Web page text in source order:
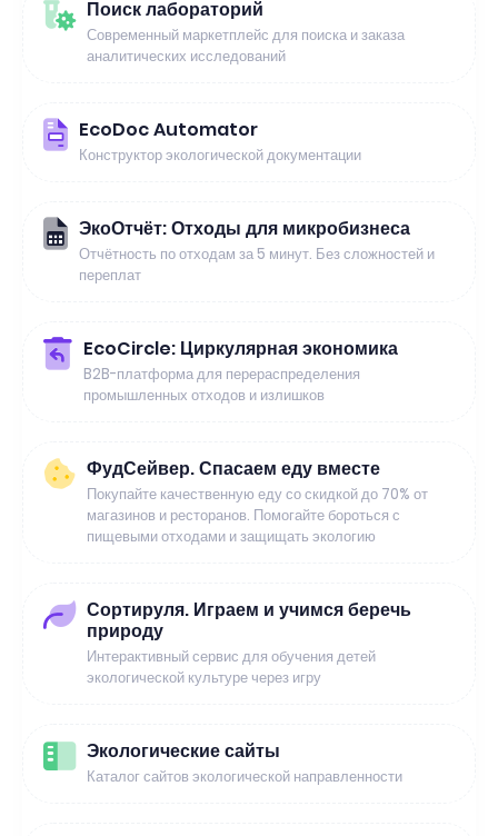
Поиск лабораторий
Современный маркетплейс для поиска и заказа
аналитических исследований
EcoDoc Automator
Конструктор экологической документации
ЭкоОтчёт: Отходы для микробизнеса
Отчётность по отходам за 5 минут. Без сложностей и
переплат
EcoCircle: Циркулярная экономика
B2B-платформа для перераспределения
промышленных отходов и излишков
ФудСейвер. Спасаем еду вместе
Покупайте качественную еду со скидкой до 70% от
магазинов и ресторанов. Помогайте бороться с
пищевыми отходами и защищать экологию
Сортируля. Играем и учимся беречь
природу
Интерактивный сервис для обучения детей
экологической культуре через игру
Экологические сайты
Каталог сайтов экологической направленности